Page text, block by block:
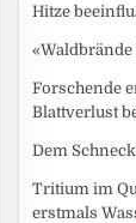
Hitze
Forschende
Blattverlust
Dem
Tritium im
erstmals